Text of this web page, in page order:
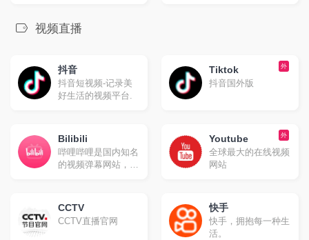
视频直播
抖音
抖音短视频-记录美
好生活的视频平台.
外
Tiktok
抖音国外版
Bilibili
哔哩哔哩是国内知名
的视频弹幕网站，这
围，有创意的Up
主。大家可以在这里
找到许多欢乐。
外
Youtube
全球最大的在线视频
网站
CCTV
CCTV直播官网
快手
快手，拥抱每一种生
活。